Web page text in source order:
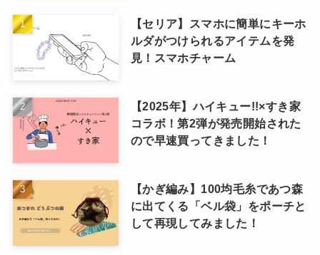
【セリア】スマホに簡単にキーホ
ルダがつけられるアイテムを発
見！スマホチャーム
【2025年】ハイキュー!!×すき家
コラボ！第2弾が発売開始された
ので早速買ってきました！
【かぎ編み】100均毛糸であつ森
に出てくる「ベル袋」をポーチと
して再現してみました！